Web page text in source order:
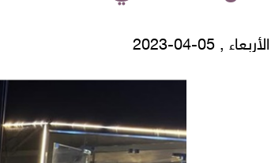
الأربعاء , 05-04-2023